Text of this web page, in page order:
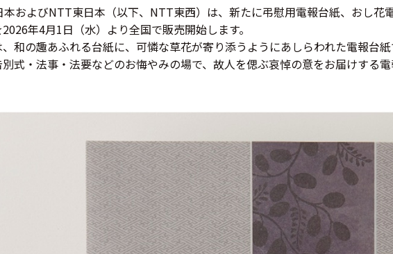
およびNTT東日本（以下、NTT東西）は、新たに弔慰用電報台紙、おし花
年4月1日（水）より全国で販売開始します。
和の趣あふれる台紙に、可憐な草花が寄り添うようにあしらわれた電報台紙
式・法事・法要などのお悔やみの場で、故人を偲ぶ哀悼の意をお届けする電